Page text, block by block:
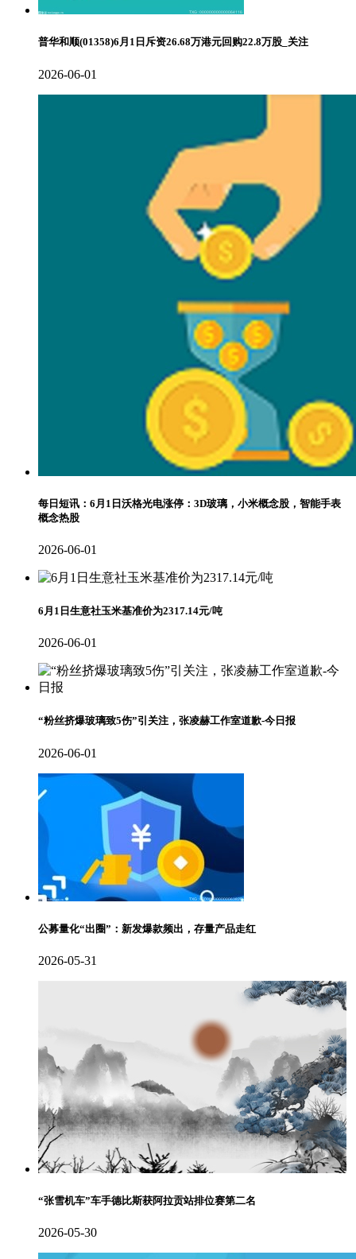
普华和顺(01358)6月1日斥资26.68万港元回购22.8万股_关注
2026-06-01
每日短讯：6月1日沃格光电涨停：3D玻璃，小米概念股，智能手表
概念热股
2026-06-01
6月1日生意社玉米基准价为2317.14元/吨
2026-06-01
“粉丝挤爆玻璃致5伤”引关注，张凌赫工作室道歉-今日报
2026-06-01
公募量化“出圈”：新发爆款频出，存量产品走红
2026-05-31
“张雪机车”车手德比斯获阿拉贡站排位赛第二名
2026-05-30